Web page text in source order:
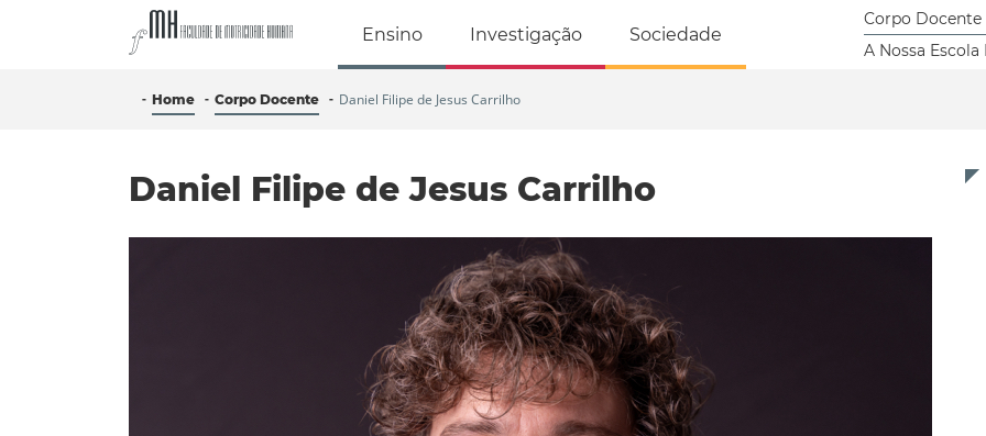
Faculdade de Motricidade Humana
Ensino Investigação Sociedade
Corpo Docente
A Nossa Escola
Home Corpo Docente Daniel Filipe de Jesus Carrilho
Daniel Filipe de Jesus Carrilho